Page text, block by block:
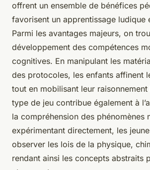
offrent un ensemble de bénéfices
favorisent un apprentissage ludique
Parmi les avantages majeurs, on
développement des compétences
cognitives. En manipulant les
des protocoles, les enfants affinent
tout en mobilisant leur
type de jeu contribue également à
la compréhension des phénomènes
expérimentant directement, les
observer les lois de la physique,
rendant ainsi les concepts abstraits